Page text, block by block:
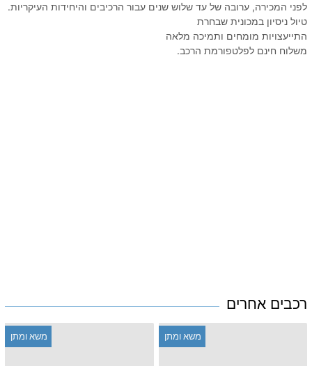
לפני המכירה, ערובה של עד שלוש שנים עבור הרכיבים והיחידות העיקריות.
טיול ניסיון במכונית שבחרת
התייעצויות מומחים ותמיכה מלאה
משלוח חינם לפלטפורמת הרכב.
רכבים אחרים
משא ומתן משא ומתן